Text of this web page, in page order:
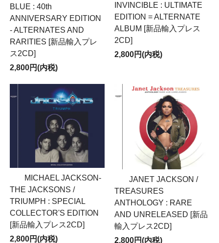
の問題がなくても、一部のCD、DVDから音や映像に不
具合が生じて来ることがあります。
一度、そのディスクをご友人などの他のCD／DVDプレ
ーヤーで、試聴(視聴)をお願いいたします。他のプレー
ヤーで正常に再生される場合は、不具合の生じるCD /
DVD/ Blu-rayプレーヤーのメーカーへお問い合わせくだ
さい。また、他のプレーヤーでも不具合の現象が現われ
すのでご連絡ください。
★ お問い合わせ
strange.lovelove.rec@gmail.com
BLUE : 40th
ANNIVERSARY EDITION
- ALTERNATES AND
RARITIES [新品輸入プレ
ス2CD]
2,800円(内税)
INVINCIBLE : ULTIMATE
EDITION = ALTERNATE
ALBUM [新品輸入プレス
2CD]
2,800円(内税)
MICHAEL JACKSON-
THE JACKSONS /
TRIUMPH : SPECIAL
COLLECTOR'S EDITION
[新品輸入プレス2CD]
2,800円(内税)
JANET JACKSON /
TREASURES
ANTHOLOGY : RARE
AND UNRELEASED [新品
輸入プレス2CD]
2,800円(内税)